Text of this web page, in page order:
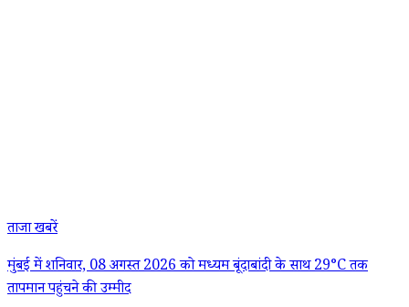
ताजा खबरें
मुंबई में शनिवार, 08 अगस्त 2026 को मध्यम बूंदाबांदी के साथ 29°C तक
तापमान पहुंचने की उम्मीद